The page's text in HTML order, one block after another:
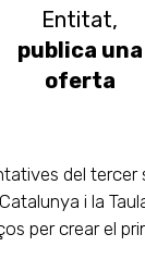
Entitat,
publica una
oferta
del
i la
per crear el